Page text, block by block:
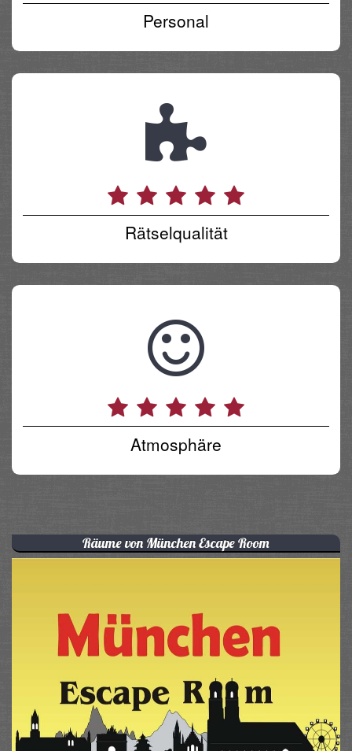
Personal
Rätselqualität
Atmosphäre
Räume von München Escape Room